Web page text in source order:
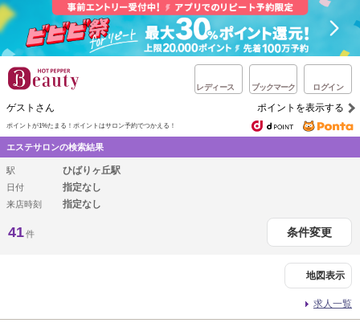
レディース ブックマーク ログイン
ゲストさん ポイントを表示する
ポイントが1%たまる！ ポイントはサロン予約でつかえる！
エステサロンの検索結果
駅 ひばりヶ丘駅
日付 指定なし
来店時刻 指定なし
41件 条件変更
地図表示
求人一覧